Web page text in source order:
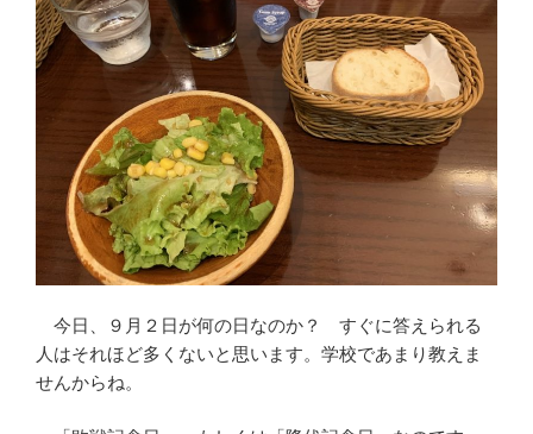
今日、９月２日が何の日なのか？ すぐに答えられる
人はそれほど多くないと思います。学校であまり教えま
せんからね。